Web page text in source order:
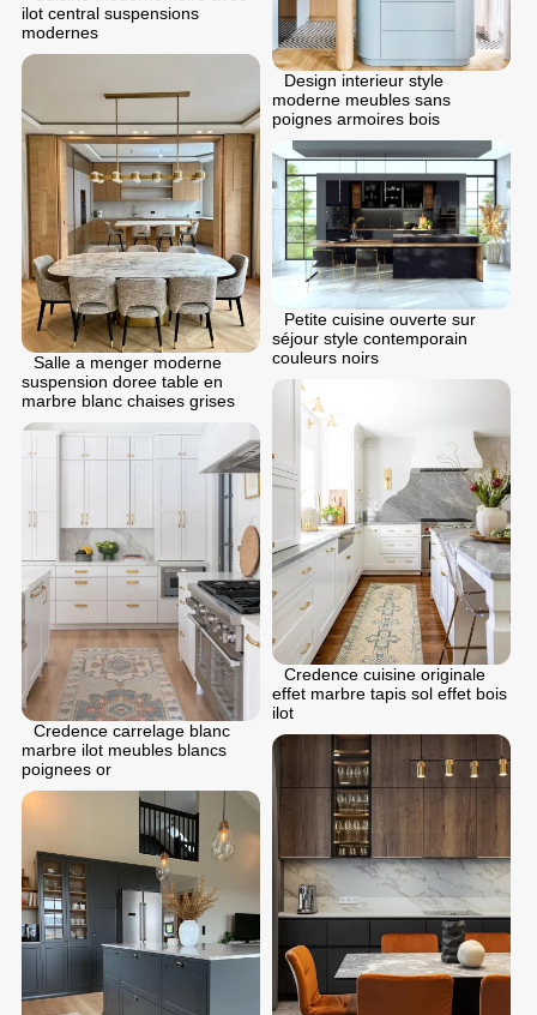
ilot central suspensions
modernes
Design interieur style
moderne meubles sans
poignes armoires bois
Salle a menger moderne
suspension doree table en
marbre blanc chaises grises
Petite cuisine ouverte sur
séjour style contemporain
couleurs noirs
Credence cuisine originale
effet marbre tapis sol effet bois
ilot
Credence carrelage blanc
marbre ilot meubles blancs
poignees or